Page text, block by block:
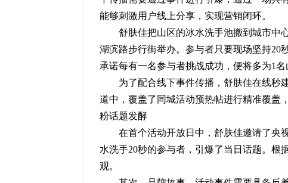
能够刺激用户线上分享，实现营销闭环。
舒肤佳把山区的冰水洗手池搬到城市中心
湖滨路步行街举办。参与者只要现场坚持20
承诺每有一名参与者挑战成功，便将多为1名
为了配合线下事件传播，舒肤佳在线秒建
道中，覆盖了同城活动预热帖进行精准覆
粉话题发酵
在首个活动开放日中，舒肤佳邀请了央视
水洗手20秒的参与者，引爆了当日话题。根
观。